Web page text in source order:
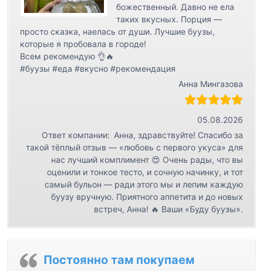
божественный. Давно не ела
таких вкусных. Порция —
просто сказка, наелась от души. Лучшие буузы,
которые я пробовала в городе!
Всем рекомендую 👌🔥
#буузы #еда #вкусно #рекомендация
Анна Мингазова
05.08.2026
Ответ компании: Анна, здравствуйте! Спасибо за
такой тёплый отзыв — «любовь с первого укуса» для
нас лучший комплимент 😍 Очень рады, что вы
оценили и тонкое тесто, и сочную начинку, и тот
самый бульон — ради этого мы и лепим каждую
буузу вручную. Приятного аппетита и до новых
встреч, Анна! 🔥 Ваши «Буду буузы».
Постоянно там покупаем